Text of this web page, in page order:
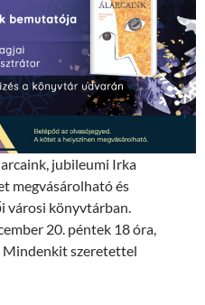
jubileumi Irka
megvásárolható és
városi könyvtárban.
20. péntek 18 óra,
szeretettel